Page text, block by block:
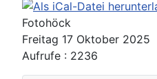
Fotohöck
Freitag 17 Oktober 2025
Aufrufe : 2236